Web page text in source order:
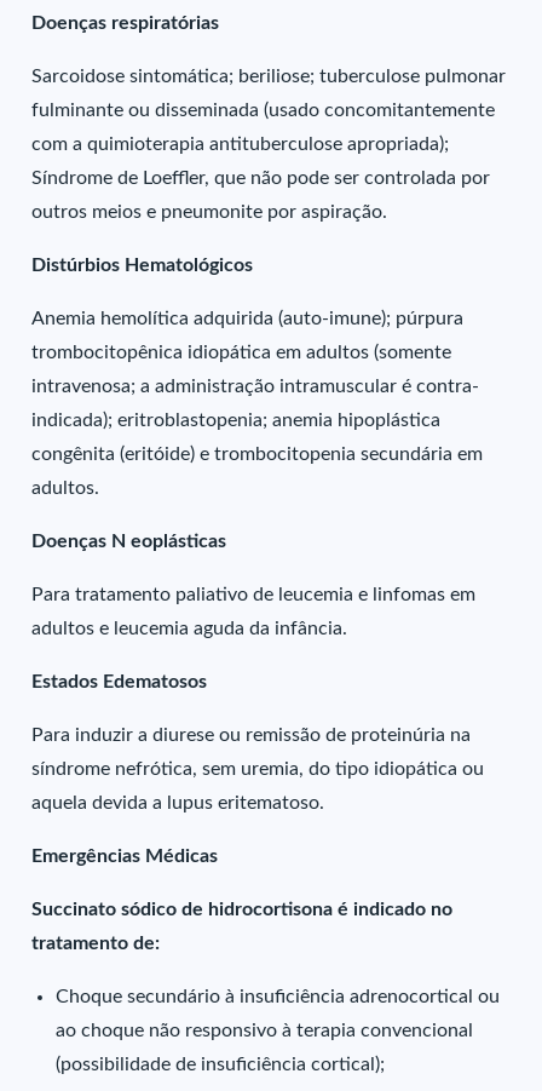
Doenças respiratórias
Sarcoidose sintomática; beriliose; tuberculose pulmonar
fulminante ou disseminada (usado concomitantemente
com a quimioterapia antituberculose apropriada);
Síndrome de Loeffler, que não pode ser controlada por
outros meios e pneumonite por aspiração.
Distúrbios Hematológicos
Anemia hemolítica adquirida (auto-imune); púrpura
trombocitopênica idiopática em adultos (somente
intravenosa; a administração intramuscular é contra-
indicada); eritroblastopenia; anemia hipoplástica
congênita (eritóide) e trombocitopenia secundária em
adultos.
Doenças N eoplásticas
Para tratamento paliativo de leucemia e linfomas em
adultos e leucemia aguda da infância.
Estados Edematosos
Para induzir a diurese ou remissão de proteinúria na
síndrome nefrótica, sem uremia, do tipo idiopática ou
aquela devida a lupus eritematoso.
Emergências Médicas
Succinato sódico de hidrocortisona é indicado no
tratamento de:
Choque secundário à insuficiência adrenocortical ou
ao choque não responsivo à terapia convencional
(possibilidade de insuficiência cortical);